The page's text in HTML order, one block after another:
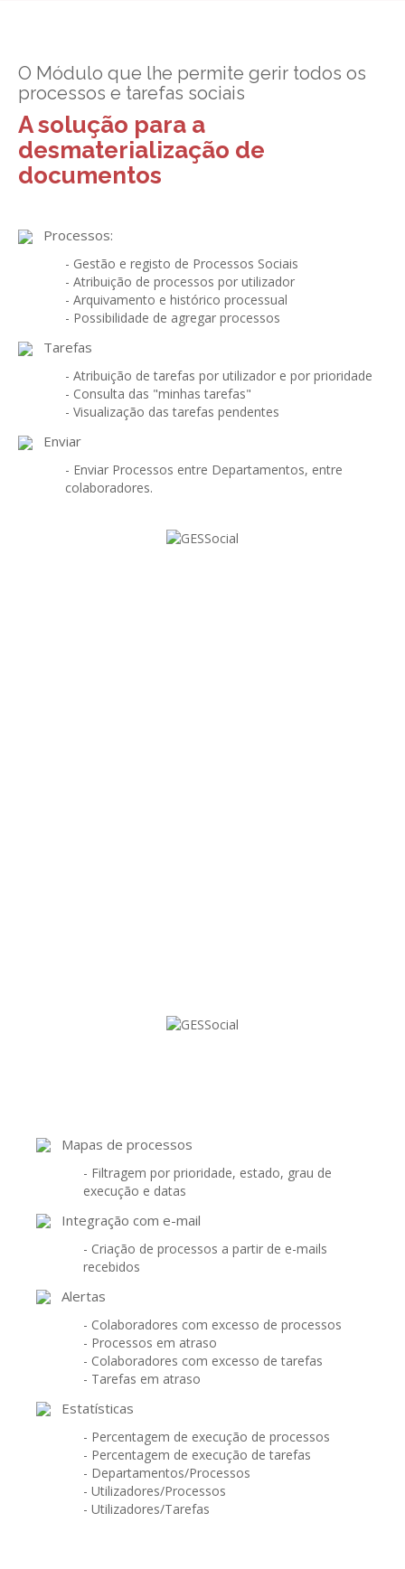
GESDenúncia
GESDocumental
GESElevador
GESFaturação
GESFeira
GESLicenciamento
GESMarcação
GESSNC-AP
GESPopulação
Submeter SAFT
O Módulo que lhe permite gerir todos os
processos e tarefas sociais
A solução para a
desmaterialização de
documentos
Processos:
- Gestão e registo de Processos Sociais
- Atribuição de processos por utilizador
- Arquivamento e histórico processual
- Possibilidade de agregar processos
Tarefas
- Atribuição de tarefas por utilizador e por prioridade
- Consulta das "minhas tarefas"
- Visualização das tarefas pendentes
Enviar
- Enviar Processos entre Departamentos, entre
colaboradores.
Mapas de processos
- Filtragem por prioridade, estado, grau de
execução e datas
Integração com e-mail
- Criação de processos a partir de e-mails
recebidos
Alertas
- Colaboradores com excesso de processos
- Processos em atraso
- Colaboradores com excesso de tarefas
- Tarefas em atraso
Estatísticas
- Percentagem de execução de processos
- Percentagem de execução de tarefas
- Departamentos/Processos
- Utilizadores/Processos
- Utilizadores/Tarefas